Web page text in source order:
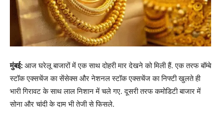
मुंबई: आज घरेलू बाजारों में एक साथ दोहरी मार देखने को मिली हैं. एक तरफ बॉम्बे
स्टॉक एक्सचेंज का सेंसेक्स और नेशनल स्टॉक एक्सचेंज का निफ्टी खुलते ही
भारी गिरावट के साथ लाल निशान में चले गए. दूसरी तरफ कमोडिटी बाजार में
सोना और चांदी के दाम भी तेजी से फिसले.